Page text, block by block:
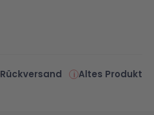
Rückversand
Altes Produkt